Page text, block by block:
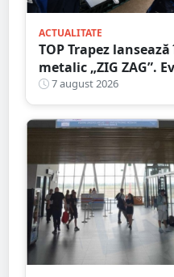
ACTUALITATE
TOP Trapez
metalic „ZIG ZAG”.
în Grădina Romei
7 august 2026